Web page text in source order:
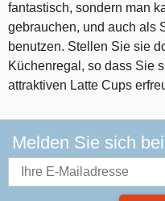
fantastisch, sondern man
gebrauchen, und auch als
benutzen. Stellen Sie sie
Küchenregal, so dass Sie
attraktiven Latte Cups
Melden Sie sich